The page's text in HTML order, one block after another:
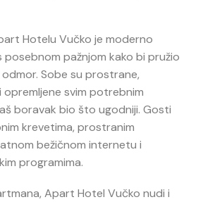
Hotelu Vučko je moderno
pažnjom kako bi pružio
Sobe su prostrane,
svim potrebnim
boravak bio što ugodniji. Gosti
krevetima, prostranim
bežičnom internetu i
programima.
Apart Hotel Vučko nudi i